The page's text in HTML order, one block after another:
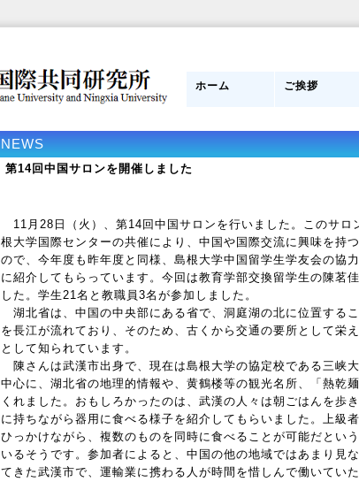
ホーム ご挨拶
NEWS
第14回中国サロンを開催しました
11月28日（火）、第14回中国サロンを行いました。このサロ
根大学国際センターの共催により、中国や国際交流に興味を持
ので、今年度も昨年度と同様、島根大学中国留学生学友会の協
に紹介してもらっています。今回は教育学部交換留学生の陳茗
した。学生21名と教職員3名が参加しました。
湖北省は、中国の中央部にある省で、洞庭湖の北に位置する
を長江が流れており、そのため、古くから交通の要所として栄
として知られています。
陳さんは武漢市出身で、現在は島根大学の協定校である三峡
中心に、湖北省の地理的情報や、黄鶴楼等の観光名所、「熱乾
くれました。おもしろかったのは、武漢の人々は朝ごはんを歩
に持ちながら器用に食べる様子を紹介してもらいました。上級
ひっかけながら、複数のものを同時に食べることが可能だとい
いるそうです。参加者によると、中国の他の地域ではあまり見
てきた武漢市で、運輸業に携わる人が時間を惜しんで働いてい